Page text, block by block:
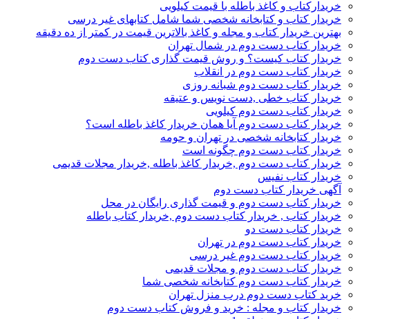
خریدارکتاب و کاغذ باطله با قیمت کیلویی
خریدار کتاب و کتابخانه شخصی شما شامل کتابهای غیر درسی
بهترین خریدار کتاب و مجله و کاغذ بالاترین قیمت در کمتر از ده دقیقه
خریدار کتاب دست دوم در شمال تهران
خریدار کتاب کیست؟ و روش قیمت گذاری کتاب دست دوم
خریدار کتاب دست دوم در انقلاب
خریدار کتاب دست دوم شبانه روزی
خریدار کتاب خطی ,دست نویس و عتیقه
خریدار کتاب دست دوم کیلویی
خریدار کتاب دست دوم آیا همان خریدار کاغذ باطله است؟
خریدار کتابخانه شخصی در تهران و حومه
خریدار کتاب دست دوم چگونه است
خریدار کتاب دست دوم ,خریدار کاغذ باطله ,خریدار مجلات قدیمی
خریدار کتاب نفیس
آگهی خریدار کتاب دست دوم
خریدار کتاب دست دوم و قیمت گذاری رایگان در محل
خریدار کتاب , خریدار کتاب دست دوم ,خریدار کتاب باطله
خریدار کتاب دست دو
خریدار کتاب دست دوم در تهران
خریدار کتاب دست دوم غیر درسی
خریدار کتاب دست دوم و مجلات قدیمی
خریدار کتاب دست دوم کتابخانه شخصی شما
خرید کتاب دست دوم درب منزل تهران
خریدار کتاب و مجله : خرید و فروش کتاب دست دوم